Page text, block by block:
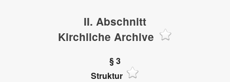
II. Abschnitt
Kirchliche Archive
§ 3
Struktur